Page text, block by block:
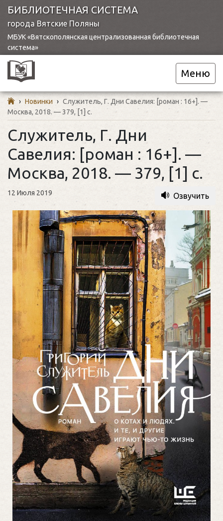
БИБЛИОТЕЧНАЯ СИСТЕМА
города Вятские Поляны
МБУК «Вятскополянская централизованная библиотечная
система»
Меню
› Новинки › Служитель, Г. Дни Савелия: [роман : 16+]. —
Москва, 2018. — 379, [1] с.
Служитель, Г. Дни
Савелия: [роман : 16+]. —
Москва, 2018. — 379, [1] с.
12 Июля 2019 Озвучить